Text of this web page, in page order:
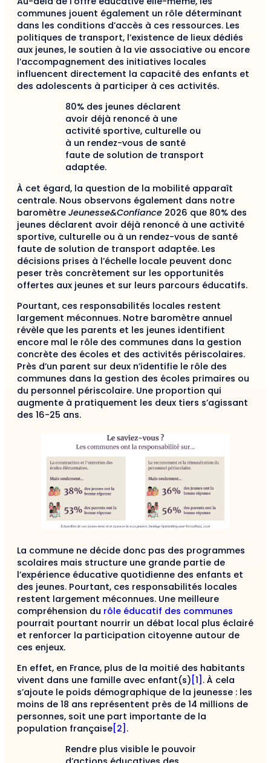
communes jouent également un rôle déterminant
dans les conditions d’accès à ces ressources. Les
politiques de transport, l’existence de lieux dédiés
aux jeunes, le soutien à la vie associative ou encore
l’accompagnement des initiatives locales
influencent directement la capacité des enfants et
des adolescents à participer à ces activités.
80% des jeunes déclarent
avoir déjà renoncé à une
activité sportive, culturelle ou
à un rendez-vous de santé
faute de solution de transport
adaptée.
À cet égard, la question de la mobilité apparaît
centrale. Nous observons également dans notre
baromètre Jeunesse&Confiance 2026 que 80% des
jeunes déclarent avoir déjà renoncé à une activité
sportive, culturelle ou à un rendez-vous de santé
faute de solution de transport adaptée. Les
décisions prises à l’échelle locale peuvent donc
peser très concrètement sur les opportunités
offertes aux jeunes et sur leurs parcours éducatifs.
Pourtant, ces responsabilités locales restent
largement méconnues. Notre baromètre annuel
révèle que les parents et les jeunes identifient
encore mal le rôle des communes dans la gestion
concrète des écoles et des activités périscolaires.
Près d’un parent sur deux n’identifie le rôle des
communes dans la gestion des écoles primaires ou
du personnel périscolaire. Une proportion qui
augmente à pratiquement les deux tiers s’agissant
des 16-25 ans.
La commune ne décide donc pas des programmes
scolaires mais structure une grande partie de
l’expérience éducative quotidienne des enfants et
des jeunes. Pourtant, ces responsabilités locales
restent largement méconnues. Une meilleure
compréhension du rôle éducatif des communes
pourrait pourtant nourrir un débat local plus éclairé
et renforcer la participation citoyenne autour de
ces enjeux.
En effet, en France, plus de la moitié des habitants
vivent dans une famille avec enfant(s) [1] . À cela
s’ajoute le poids démographique de la jeunesse : les
moins de 18 ans représentent près de 14 millions de
personnes, soit une part importante de la
population française[2] .
Rendre plus visible le pouvoir